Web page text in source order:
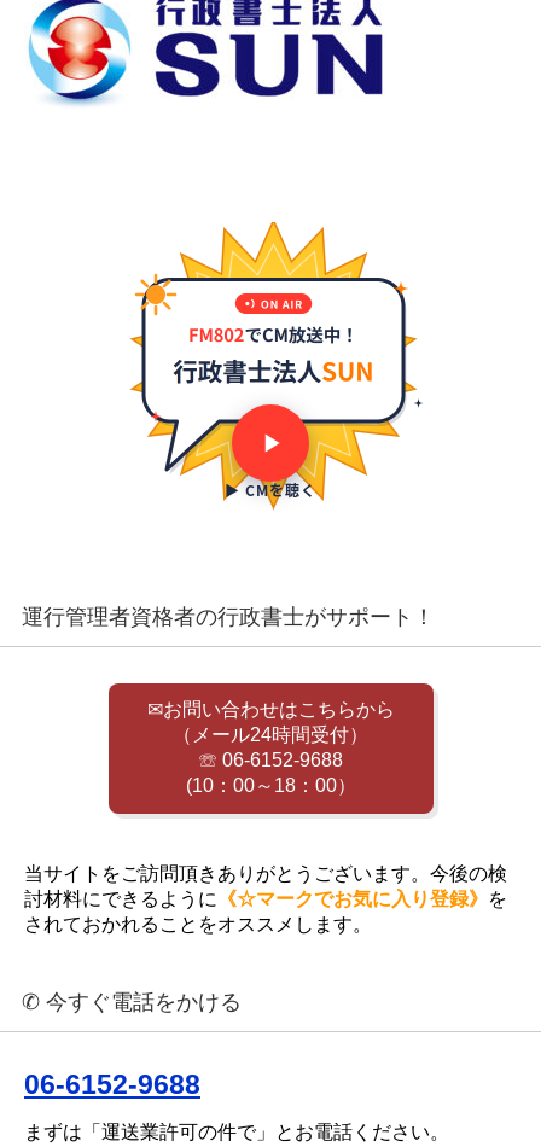
▶ CMを聴く
運行管理者資格者の行政書士がサポート！
✉お問い合わせはこちらから
（メール24時間受付）
☏ 06-6152-9688
(10：00～18：00）
当サイトをご訪問頂きありがとうございます。今後の検
討材料にできるように 《☆マークでお気に入り登録》 を
されておかれることをオススメします。
✆ 今すぐ電話をかける
06-6152-9688
まずは「運送業許可の件で」とお電話ください。